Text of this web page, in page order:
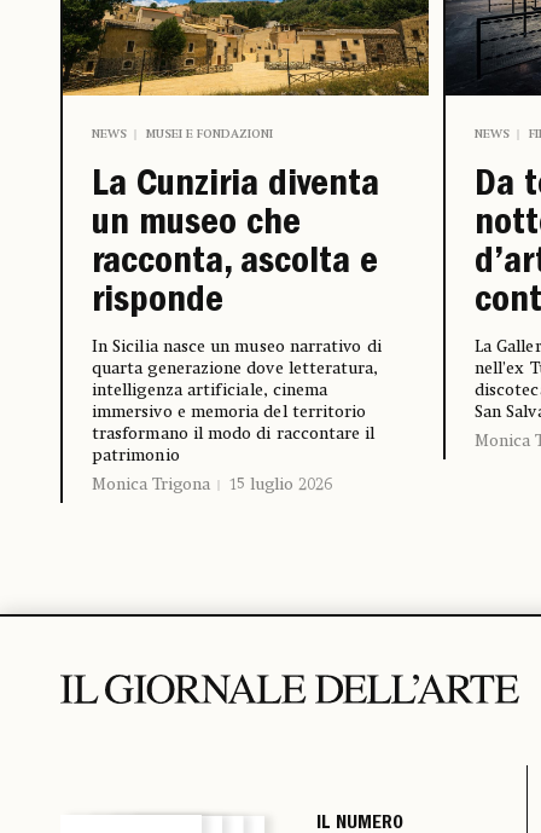
NEWS MUSEI E FONDAZIONI
La Cunziria diventa
un museo che
racconta, ascolta e
risponde
In Sicilia nasce un museo narrativo di
quarta generazione dove letteratura,
intelligenza artificiale, cinema
immersivo e memoria del territorio
trasformano il modo di raccontare il
patrimonio
Monica Trigona
15 luglio 2026
NEWS
Da
La
nell’ex
San
Monica
IL NUMERO
IL NUMERO
IL NUMERO
IL NUMERO